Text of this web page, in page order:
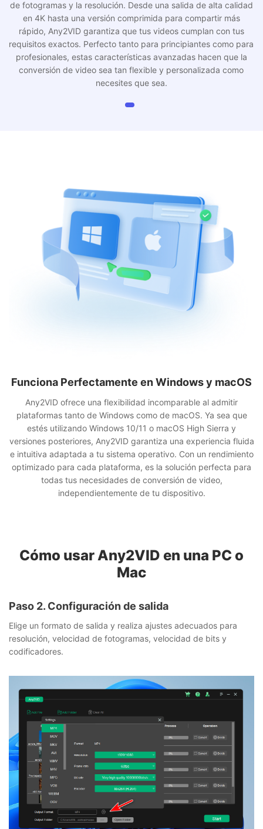
en 4K hasta una versión comprimida para compartir más
rápido, Any2VID garantiza que tus videos cumplan con tus
requisitos exactos. Perfecto tanto para principiantes como para
profesionales, estas características avanzadas hacen que la
conversión de video sea tan flexible y personalizada como
necesites que sea.
Any2VID ofrece una flexibilidad incomparable al admitir
plataformas tanto de Windows como de macOS. Ya sea que
estés utilizando Windows 10/11 o macOS High Sierra y
versiones posteriores, Any2VID garantiza una experiencia fluida
e intuitiva adaptada a tu sistema operativo. Con un rendimiento
optimizado para cada plataforma, es la solución perfecta para
todas tus necesidades de conversión de video,
independientemente de tu dispositivo.
Cómo usar Any2VID en una PC o
Mac
Elige un formato de salida y realiza ajustes adecuados para
resolución, velocidad de fotogramas, velocidad de bits y
codificadores.